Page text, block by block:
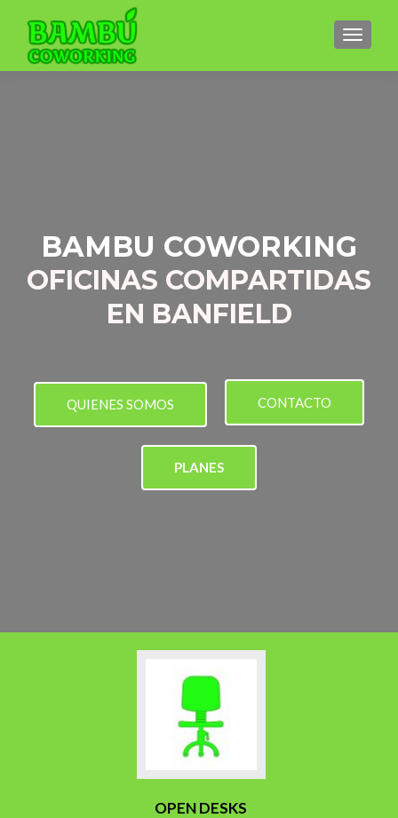
BAMBU COWORKING
OFICINAS COMPARTIDAS
EN BANFIELD
QUIENES SOMOS CONTACTO
PLANES
Open
desks
OPEN DESKS